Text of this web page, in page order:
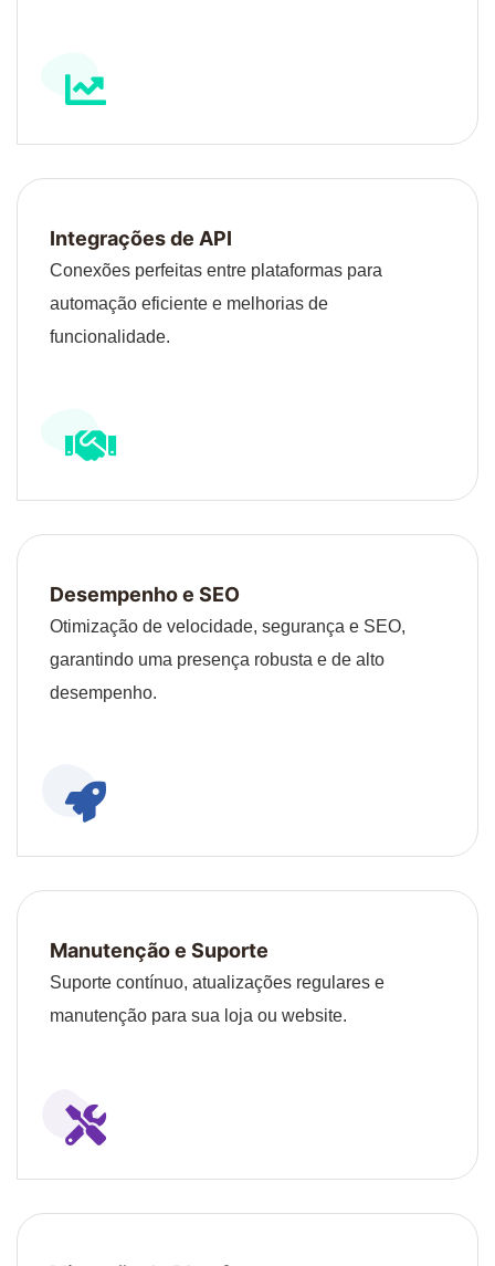
Integrações de API
Conexões perfeitas entre plataformas para
automação eficiente e melhorias de
funcionalidade.
Desempenho e SEO
Otimização de velocidade, segurança e SEO,
garantindo uma presença robusta e de alto
desempenho.
Manutenção e Suporte
Suporte contínuo, atualizações regulares e
manutenção para sua loja ou website.